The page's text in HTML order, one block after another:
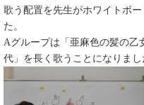
歌う配置を先生がホワイトボ
た。
Aグループは「亜麻色の髪の乙
代」を長く歌うことになりまし